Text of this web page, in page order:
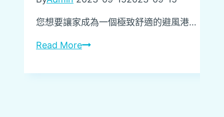
您想要讓家成為一個極致舒適的避風港…
Read More如
打